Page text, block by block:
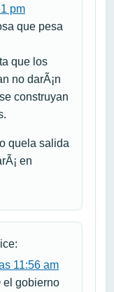
pm
que pesa
que los
no darÃ¡n
construyan
quela salida
en
11:56 am
gobierno